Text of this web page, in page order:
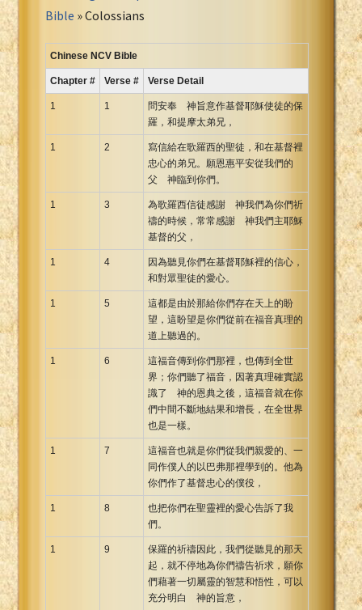
Russian Synodal 1876 Bible
Russian Synodal Bible Win-1251
Spanish Sag. Escrituras 1569
Swahili New Testament
Swedish 1917 Bible
Tagalog John and James
Ukrainian 1871 NT
Vietnamese 1934 Bible
Bible » Colossians
Chinese NCV Bible
Chapter # Verse # Verse Detail
1 1
問安奉 神旨意作基督耶穌使徒的保
羅，和提摩太弟兄，
1 2
寫信給在歌羅西的聖徒，和在基督裡
忠心的弟兄。願恩惠平安從我們的
父 神臨到你們。
1 3
為歌羅西信徒感謝 神我們為你們祈
禱的時候，常常感謝 神我們主耶穌
基督的父，
1 4
因為聽見你們在基督耶穌裡的信心，
和對眾聖徒的愛心。
1 5
這都是由於那給你們存在天上的盼
望，這盼望是你們從前在福音真理的
道上聽過的。
1 6
這福音傳到你們那裡，也傳到全世
界；你們聽了福音，因著真理確實認
識了 神的恩典之後，這福音就在你
們中間不斷地結果和增長，在全世界
也是一樣。
1 7
這福音也就是你們從我們親愛的、一
同作僕人的以巴弗那裡學到的。他為
你們作了基督忠心的僕役，
1 8
也把你們在聖靈裡的愛心告訴了我
們。
1 9
保羅的祈禱因此，我們從聽見的那天
起，就不停地為你們禱告祈求，願你
們藉著一切屬靈的智慧和悟性，可以
充分明白 神的旨意，